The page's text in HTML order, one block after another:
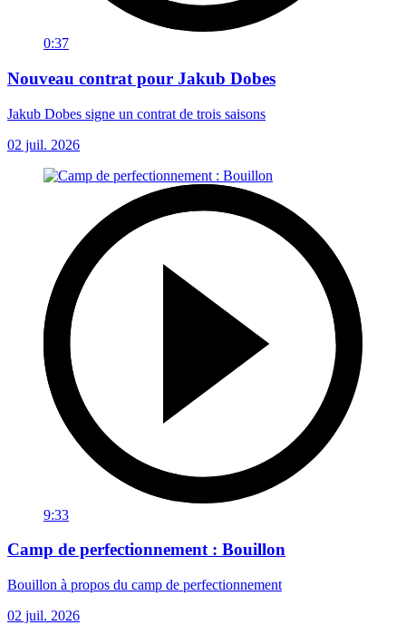
0:37
Nouveau contrat pour Jakub Dobes
Jakub Dobes signe un contrat de trois saisons
02 juil. 2026
9:33
Camp de perfectionnement : Bouillon
Bouillon à propos du camp de perfectionnement
02 juil. 2026